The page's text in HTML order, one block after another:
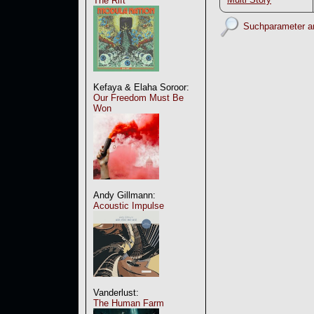
Kefaya & Elaha Soroor:
Our Freedom Must Be
Won
Andy Gillmann:
Acoustic Impulse
Vanderlust:
The Human Farm
Suchparameter